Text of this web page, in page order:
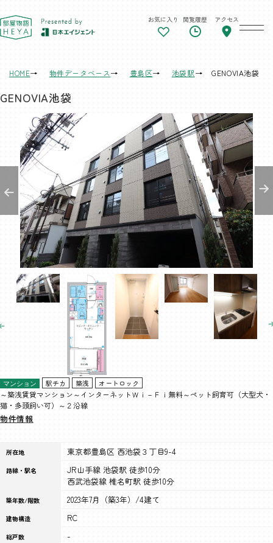
東京 部屋物語 お気に入り 閲覧履歴 アクセス
HOME 物件データベース 豊島区 池袋駅 GENOVIA池袋
GENOVIA池袋
マンション 駅チカ 築浅 オートロック
～築浅賃貸マンション～インターネットＷｉ－Ｆｉ無料～ペット飼育可（大型犬・
猫・多頭飼い可）～２沿線
物件情報
所在地 東京都豊島区 西池袋３丁目9-4
路線・駅名
JR山手線 池袋駅 徒歩10分
西武池袋線 椎名町駅 徒歩10分
築年数/階数 2023年7月（築3年）/4建て
建物構造 RC
総戸数 -